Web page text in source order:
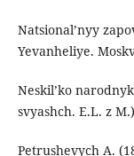
Natsional’nyy
Yevanheliye.
Neskil’ko
svyashch. E.L. z
Petrushevych A.